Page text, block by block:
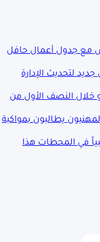
مع جدول أعمال حافل
لتحديث الإدارة
خلال النصف الأول من
يطالبون بمواكبة
في المحطات هذا